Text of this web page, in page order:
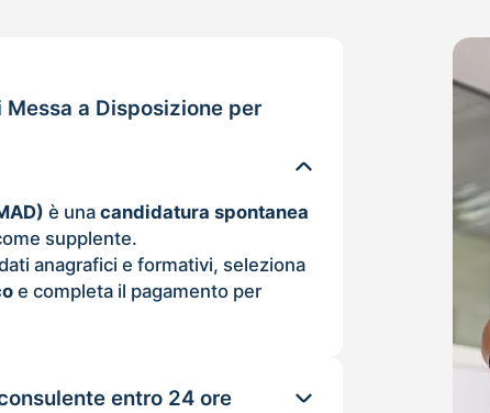
a Disposizione per
è unacandidatura spontanea
supplente.
anagrafici e formativi, seleziona
e completa il pagamento per
entro 24 ore